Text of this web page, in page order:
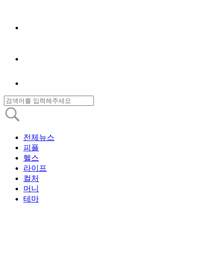
전체뉴스
피플
헬스
라이프
컬처
머니
테마